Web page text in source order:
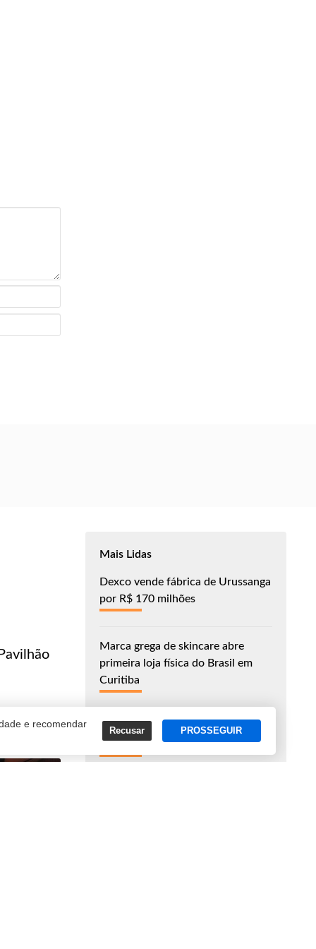
e recomendar
Recusar PROSSEGUIR
Mais Lidas
Dexco vende fábrica de Urussanga
por R$ 170 milhões
Marca grega de skincare abre
primeira loja física do Brasil em
Curitiba
John Deere anuncia produção de
componentes eletrônicos no Brasil